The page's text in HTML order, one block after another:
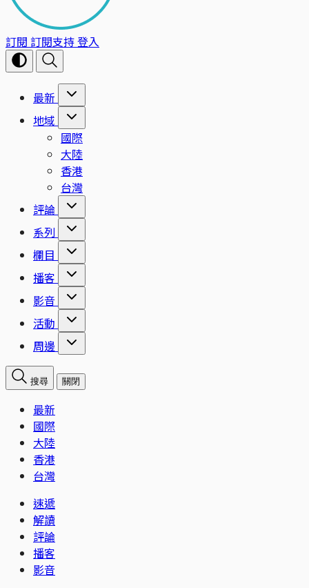
訂閱 訂閱支持登入
最新
地域
國際
大陸
香港
台灣
評論
系列
欄目
播客
影音
活動
周邊
搜尋 關閉
最新
國際
大陸
香港
台灣
速遞
解讀
評論
播客
影音